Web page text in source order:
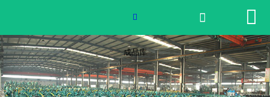
网站首页
2026世界杯官网
产品中心

成品库
 